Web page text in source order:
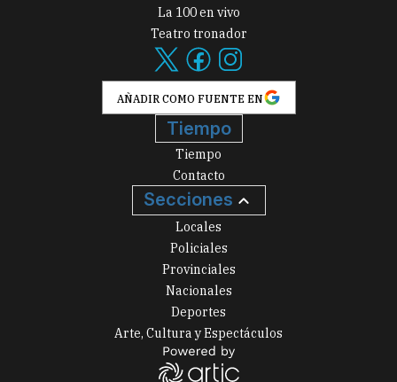
La 100 en vivo
Teatro tronador
AÑADIR COMO FUENTE EN
Tiempo
Tiempo
Contacto
Secciones
Locales
Policiales
Provinciales
Nacionales
Deportes
Arte, Cultura y Espectáculos